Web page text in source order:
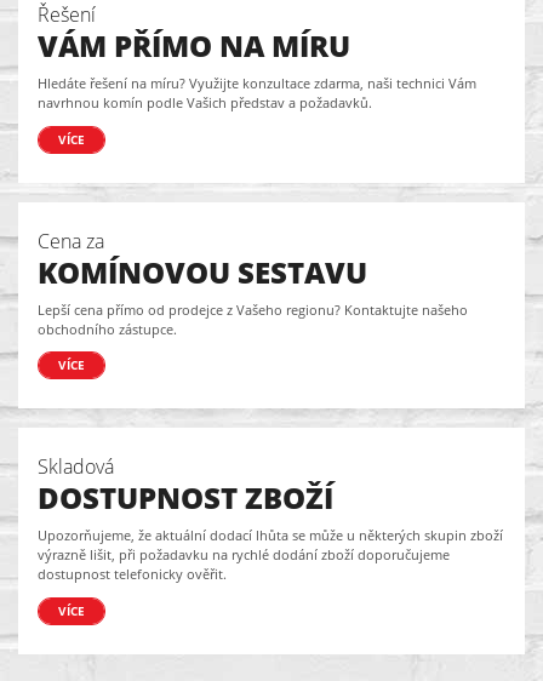
Řešení
VÁM PŘÍMO NA MÍRU
Hledáte řešení na míru? Využijte konzultace zdarma, naši technici Vám
navrhnou komín podle Vašich představ a požadavků.
VÍCE
Cena za
KOMÍNOVOU SESTAVU
Lepší cena přímo od prodejce z Vašeho regionu? Kontaktujte našeho
obchodního zástupce.
VÍCE
Skladová
DOSTUPNOST ZBOŽÍ
Upozorňujeme, že aktuální dodací lhůta se může u některých skupin zboží
výrazně lišit, při požadavku na rychlé dodání zboží doporučujeme
dostupnost telefonicky ověřit.
VÍCE